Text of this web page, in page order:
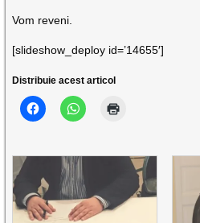
Vom reveni.
[slideshow_deploy id=’14655′]
Distribuie acest articol